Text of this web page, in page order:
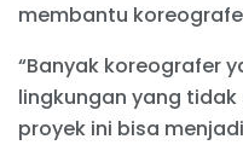
membantu
“Banyak koreografer
lingkungan yang
proyek ini bisa